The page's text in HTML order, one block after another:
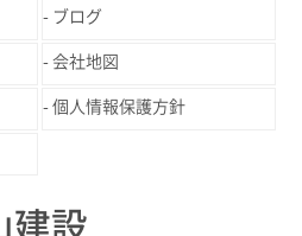
ブログ
会社地図
個人情報保護方針
建設